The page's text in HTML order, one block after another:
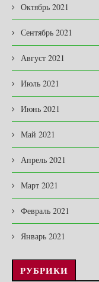
Октябрь 2021
Сентябрь 2021
Август 2021
Июль 2021
Июнь 2021
Май 2021
Апрель 2021
Март 2021
Февраль 2021
Январь 2021
РУБРИКИ